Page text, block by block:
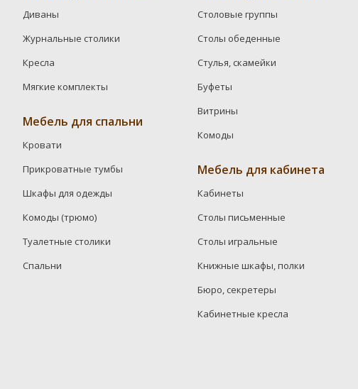
Диваны
Журнальные столики
Кресла
Мягкие комплекты
Мебель для спальни
Кровати
Прикроватные тумбы
Шкафы для одежды
Комоды (трюмо)
Туалетные столики
Спальни
Столовые группы
Столы обеденные
Стулья, скамейки
Буфеты
Витрины
Комоды
Мебель для кабинета
Кабинеты
Столы письменные
Столы игральные
Книжные шкафы, полки
Бюро, секретеры
Кабинетные кресла